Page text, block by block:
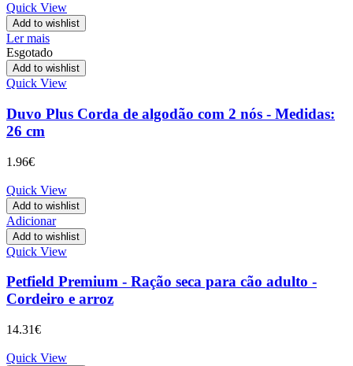
Quick View
Add to wishlist
Ler mais
Esgotado
Add to wishlist
Quick View
Duvo Plus Corda de algodão com 2 nós - Medidas:
26 cm
1.96€
Quick View
Add to wishlist
Adicionar
Add to wishlist
Quick View
Petfield Premium - Ração seca para cão adulto -
Cordeiro e arroz
14.31€
Quick View